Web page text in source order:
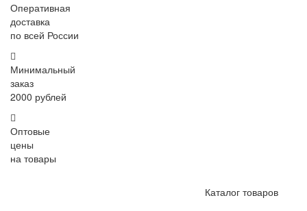
Оперативная
доставка
по всей России
Минимальный
заказ
2000 рублей
Оптовые
цены
на товары
Каталог товаров